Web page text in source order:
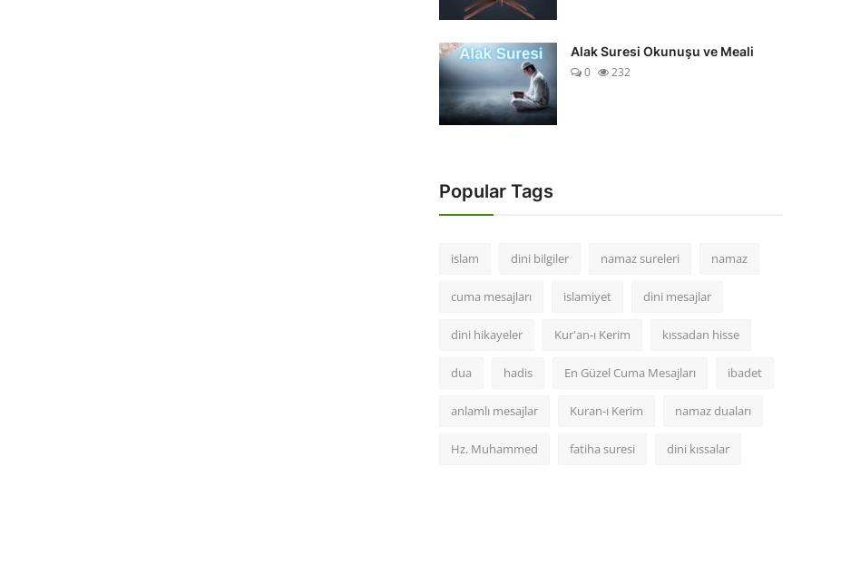
Alak Suresi Okunuşu ve Meali
0
232
Popular Tags
islam dini bilgiler namaz sureleri namaz
cuma mesajları islamiyet dini mesajlar
dini hikayeler Kur'an-ı Kerim kıssadan hisse
dua hadis En Güzel Cuma Mesajları ibadet
anlamlı mesajlar Kuran-ı Kerim namaz duaları
Hz. Muhammed fatiha suresi dini kıssalar